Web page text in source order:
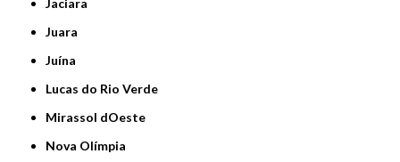
Jaciara
Juara
Juína
Lucas do Rio Verde
Mirassol dOeste
Nova Olímpia